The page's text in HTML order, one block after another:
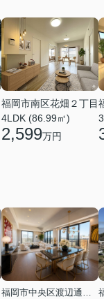
福岡市南区花畑２丁目
4LDK (86.99㎡)
2,599万円